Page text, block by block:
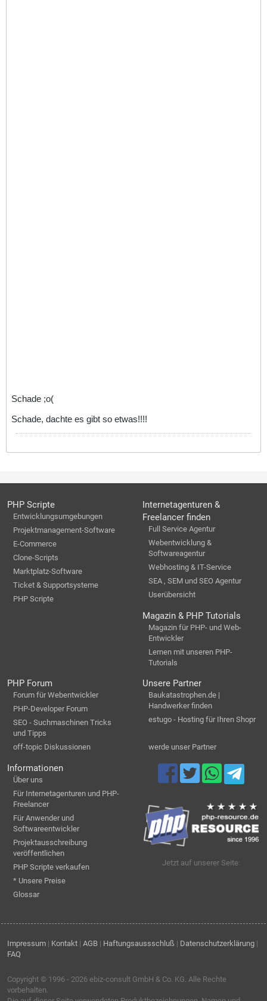
Schade ;o(
Schade, dachte es gibt so etwas!!!!
PHP Scripte
Entwicklungsumgebungen
Projektmanagement-Software
E-Commerce
Clone-Scripts
Marktplatz-Software
Ticket & Supportsysteme
PHP Scripte
Internetagenturen &
Freelancer finden
Full Service Agentur
Webentwicklung &
Softwareagentur
Webhosting & IT-Service
SEA , SEM und SEO Agentur
Userübersicht
Magazin & PHP Tutorials
Magazin für PHP- und Web-
Entwickler
Lernen mit unseren PHP-
Tutorials
PHP Forum
Forum für Webentwickler
PHP-Developer Forum
SEO - Suchmaschinen Tricks
und Tipps
off-topic Diskussionen
Unsere Partner
Baukatastrophen.de |
Handwerker finden
estugo - Hosting für Ihren Shopr
werde unser Partner
Informationen
Über uns
Für Internetagenturen und PHP-
Freelancer
Für Anwender und
Softwareentwickler
Projektausschreibung
veröffentlichen
PHP Scripte verkaufen
* Unsere Preise
Glossar
Jetzt auf unserer Seite:
Impressum | Kontakt | AGB | Haftungsaussschluß | Datenschutzerklärung |
FAQ
Copyright © 1996 - 2026 ebiz-consult GmbH & Co. KG. Alle Rechte
vorbehalten.